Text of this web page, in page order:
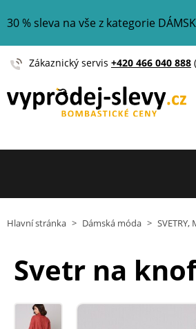
30 % sleva na vše z kategorie
Zákaznický servis +420 466 040 888
Hlavní stránka > Dámská móda > SVETRY,
Svetr na